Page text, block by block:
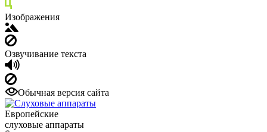
Изображения
Озвучивание текста
Обычная версия сайта
Европейские
слуховые аппараты